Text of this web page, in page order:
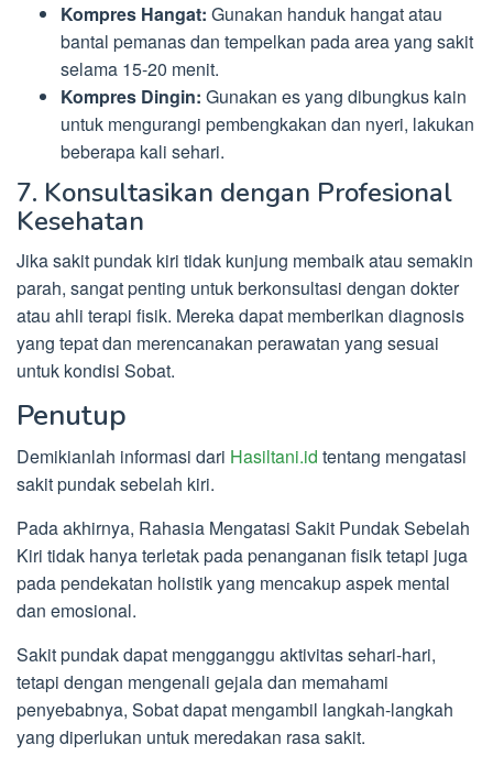
Kompres Hangat: Gunakan handuk hangat atau
bantal pemanas dan tempelkan pada area yang sakit
selama 15-20 menit.
Kompres Dingin: Gunakan es yang dibungkus kain
untuk mengurangi pembengkakan dan nyeri, lakukan
beberapa kali sehari.
7. Konsultasikan dengan Profesional
Kesehatan
Jika sakit pundak kiri tidak kunjung membaik atau semakin
parah, sangat penting untuk berkonsultasi dengan dokter
atau ahli terapi fisik. Mereka dapat memberikan diagnosis
yang tepat dan merencanakan perawatan yang sesuai
untuk kondisi Sobat.
Penutup
Demikianlah informasi dari Hasiltani.id tentang mengatasi
sakit pundak sebelah kiri.
Pada akhirnya, Rahasia Mengatasi Sakit Pundak Sebelah
Kiri tidak hanya terletak pada penanganan fisik tetapi juga
pada pendekatan holistik yang mencakup aspek mental
dan emosional.
Sakit pundak dapat mengganggu aktivitas sehari-hari,
tetapi dengan mengenali gejala dan memahami
penyebabnya, Sobat dapat mengambil langkah-langkah
yang diperlukan untuk meredakan rasa sakit.